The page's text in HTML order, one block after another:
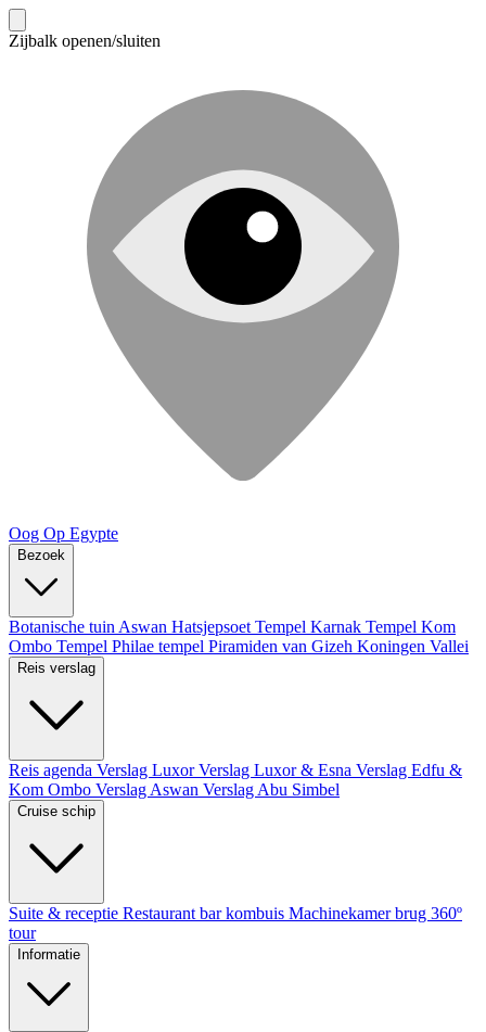
Zijbalk openen/sluiten
Oog Op Egypte
Bezoek
Botanische tuin Aswan Hatsjepsoet Tempel Karnak Tempel Kom
Ombo Tempel Philae tempel Piramiden van Gizeh Koningen Vallei
Reis verslag
Reis agenda Verslag LuxorVerslag Luxor & Esna Verslag Edfu &
Kom Ombo Verslag Aswan Verslag Abu Simbel
Cruise schip
Suite & receptie Restaurant bar kombuis Machinekamer brug 360º
tour
Informatie